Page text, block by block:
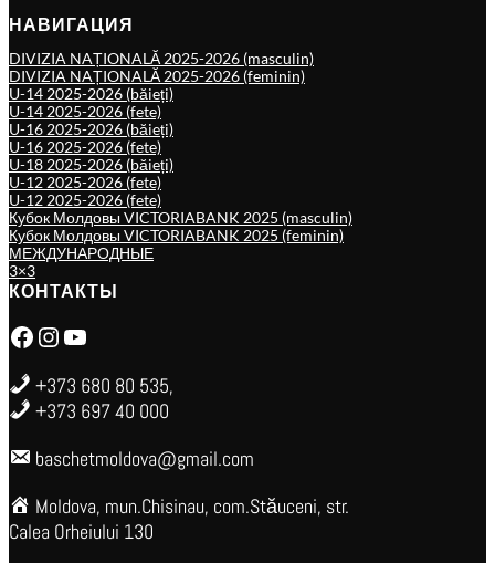
НАВИГАЦИЯ
DIVIZIA NAȚIONALĂ 2025-2026 (masculin)
DIVIZIA NAȚIONALĂ 2025-2026 (feminin)
U-14 2025-2026 (băieți)
U-14 2025-2026 (fete)
U-16 2025-2026 (băieți)
U-16 2025-2026 (fete)
U-18 2025-2026 (băieți)
U-12 2025-2026 (fete)
U-12 2025-2026 (fete)
Кубок Молдовы VICTORIABANK 2025 (masculin)
Кубок Молдовы VICTORIABANK 2025 (feminin)
МЕЖДУНАРОДНЫЕ
3×3
КОНТАКТЫ
Facebook Instagram YouTube
+373 680 80 535,
+373 697 40 000
baschetmoldova@gmail.com
Moldova, mun.Chisinau, com.Stăuceni, str.
Calea Orheiului 130